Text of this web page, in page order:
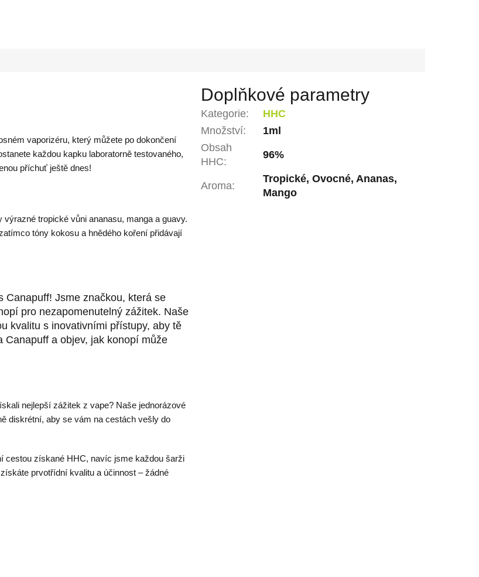
vaporizéru, který můžete po dokončení
každou kapku laboratorně testovaného,
příchuť ještě dnes!
tropické vůni ananasu, manga a guavy.
tóny kokosu a hnědého koření přidávají
Jsme značkou, která se
pro nezapomenutelný zážitek. Naše
kvalitu s inovativními přístupy, aby tě
Canapuff a objev, jak konopí může
nejlepší zážitek z vape? Naše jednorázové
diskrétní, aby se vám na cestách vešly do
cestou získané HHC, navíc jsme každou šarži
prvotřídní kvalitu a účinnost – žádné
Doplňkové parametry
Kategorie:
HHC
Množství:
1ml
Obsah
HHC:
96%
Aroma:
Tropické, Ovocné, Ananas,
Mango